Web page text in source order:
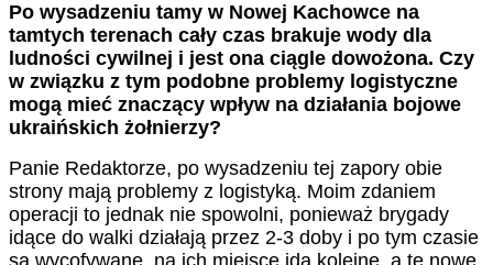
Po wysadzeniu tamy w Nowej Kachowce na
tamtych terenach cały czas brakuje wody dla
ludności cywilnej i jest ona ciągle dowożona. Czy
w związku z tym podobne problemy logistyczne
mogą mieć znaczący wpływ na działania bojowe
ukraińskich żołnierzy?
Panie Redaktorze, po wysadzeniu tej zapory obie
strony mają problemy z logistyką. Moim zdaniem
operacji to jednak nie spowolni, ponieważ brygady
idące do walki działają przez 2-3 doby i po tym czasie